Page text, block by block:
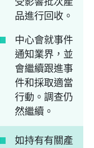
品進行回收。
中心會就事件
通知業界，並
會繼續跟進事
件和採取適當
行動。調查仍
然繼續。
如持有有關產